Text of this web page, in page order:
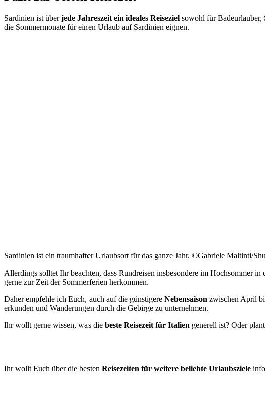
Sardinien ist überjede Jahreszeit ein ideales Reiseziel sowohl für Badeurlauber,
die Sommermonate für einen Urlaub auf Sardinien eignen.
Sardinien ist ein traumhafter Urlaubsort für das ganze Jahr. ©Gabriele Maltinti/
Allerdings solltet Ihr beachten, dass Rundreisen insbesondere im Hochsommer
gerne zur Zeit der Sommerferien herkommen.
Daher empfehle ich Euch, auch auf die günstigere Nebensaison zwischen April
erkunden und Wanderungen durch die Gebirge zu unternehmen.
Ihr wollt gerne wissen, was die beste Reisezeit für Italien generell ist? Oder
Ihr wollt Euch über die besten Reisezeiten für weitere beliebte Urlaubsziele